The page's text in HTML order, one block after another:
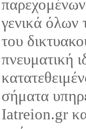
γενικά όλων
του
πνευματική
σήματα
Iatreion.gr